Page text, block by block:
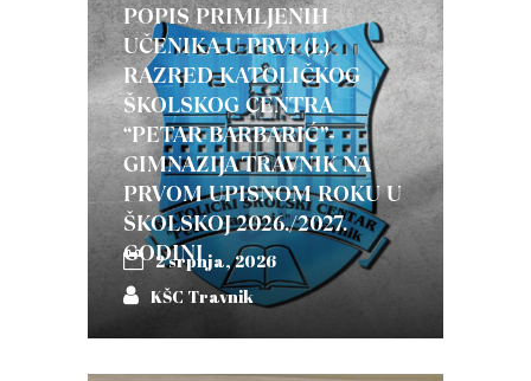
POPIS PRIMLJENIH
UČENIKA U PRVI (I.)
RAZRED KATOLIČKOG
ŠKOLSKOG CENTRA
“PETAR BARBARIĆ”-
GIMNAZIJA TRAVNIK NA
PRVOM UPISNOM ROKU U
ŠKOLSKOJ 2026./2027.
GODINI
2 srpnja, 2026
KŠC Travnik